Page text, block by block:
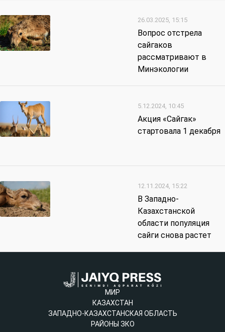
26.03.2025, 15:15
Вопрос отстрела
сайгаков
рассматривают в
Минэкологии
5.12.2024, 10:45
Акция «Сайгак»
стартовала 1 декабря
12.11.2024, 15:22
В Западно-
Казахстанской
области популяция
сайги снова растет
МИР
КАЗАХСТАН
ЗАПАДНО-КАЗАХСТАНСКАЯ ОБЛАСТЬ
РАЙОНЫ ЗКО